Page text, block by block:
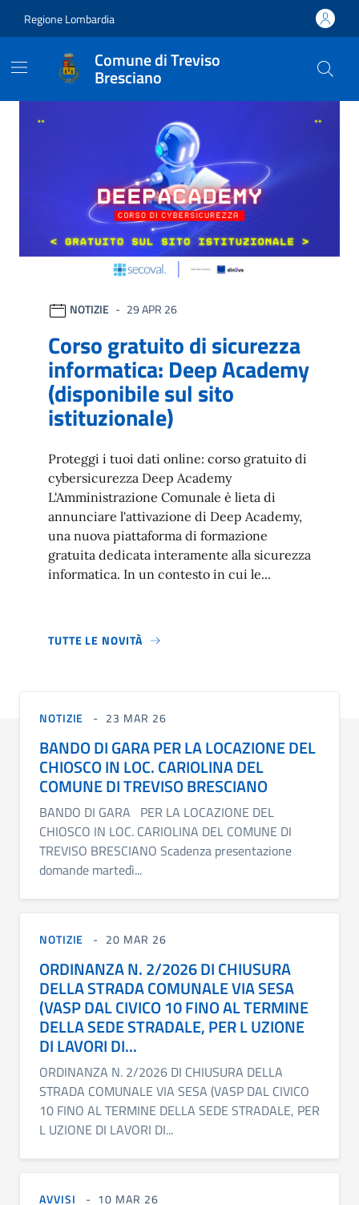
Regione Lombardia
Comune di Treviso
Bresciano
Comune di Treviso
Ultime notizie
NOTIZIE 29 APR 26
Corso gratuito di sicurezza
informatica: Deep Academy
(disponibile sul sito
istituzionale)
Proteggi i tuoi dati online: corso gratuito di
cybersicurezza Deep Academy
L'Amministrazione Comunale è lieta di
annunciare l'attivazione di Deep Academy,
una nuova piattaforma di formazione
gratuita dedicata interamente alla sicurezza
informatica. In un contesto in cui le...
TUTTE LE NOVITÀ
NOTIZIE 23 MAR 26
BANDO DI GARA PER LA LOCAZIONE DEL
CHIOSCO IN LOC. CARIOLINA DEL
COMUNE DI TREVISO BRESCIANO
BANDO DI GARA PER LA LOCAZIONE DEL
CHIOSCO IN LOC. CARIOLINA DEL COMUNE DI
TREVISO BRESCIANO Scadenza presentazione
domande martedì...
NOTIZIE 20 MAR 26
ORDINANZA N. 2/2026 DI CHIUSURA
DELLA STRADA COMUNALE VIA SESA
(VASP DAL CIVICO 10 FINO AL TERMINE
DELLA SEDE STRADALE, PER L UZIONE
DI LAVORI DI...
ORDINANZA N. 2/2026 DI CHIUSURA DELLA
STRADA COMUNALE VIA SESA (VASP DAL CIVICO
10 FINO AL TERMINE DELLA SEDE STRADALE, PER
L UZIONE DI LAVORI DI...
AVVISI 10 MAR 26